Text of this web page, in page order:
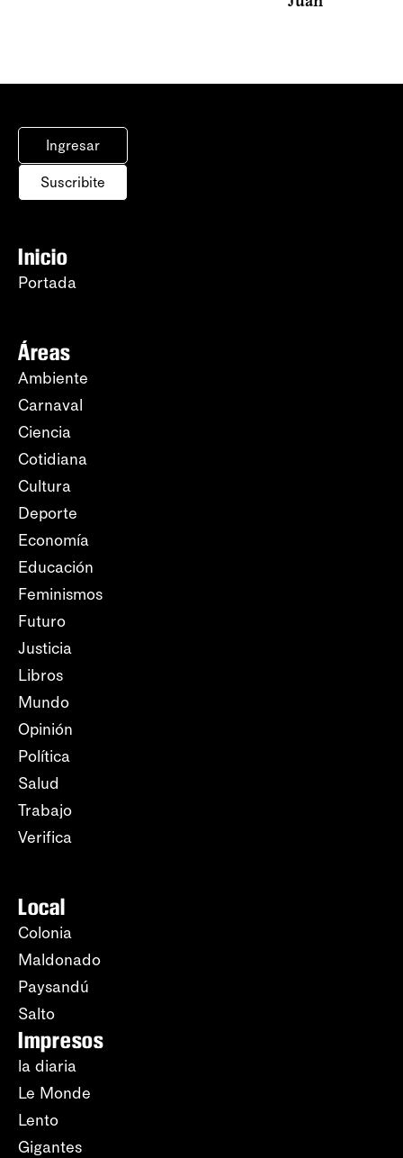
Ingresar
Suscribite
Inicio
Portada
Áreas
Ambiente
Carnaval
Ciencia
Cotidiana
Cultura
Deporte
Economía
Educación
Feminismos
Futuro
Justicia
Libros
Mundo
Opinión
Política
Salud
Trabajo
Verifica
Local
Colonia
Maldonado
Paysandú
Salto
Impresos
la diaria
Le Monde
Lento
Gigantes